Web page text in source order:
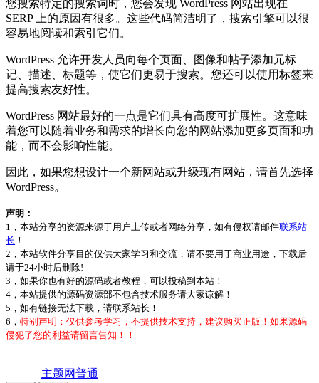
您搜索特定的搜索词时，您会发现 WordPress 网站出现在
SERP 上的原因有很多。这些代码简洁明了，搜索引擎可以很
容易地阅读和索引它们。
WordPress 允许开发人员向每个页面、图像和帖子添加元标
记、描述、标题等，使它们更易于搜索。您还可以使用标签来
提高搜索友好性。
WordPress 网站最好的一点是它们具有高度可扩展性。这意味
着您可以随着业务和需求的增长向您的网站添加更多页面和功
能，而不会影响性能。
因此，如果您想设计一个新网站或升级现有网站，请首先选择
WordPress。
声明：
1，本站分享的资源来源于用户上传或者网络分享，如有侵权请邮件联系站
长 ！
2，本站软件分享目的仅供大家学习和交流，请不要用于商业用途，下载后
请于24小时后删除!
3，如果你也有好的源码或者教程，可以投稿到本站！
4，本站提供的源码资源部不包含技术服务请大家谅解！
5，如有链接无法下载，请联系站长！
6， 特别声明：仅供参考学习，不提供技术支持，建议购买正版！如果源码
侵犯了您的利益请留言告知！！
主题网普通